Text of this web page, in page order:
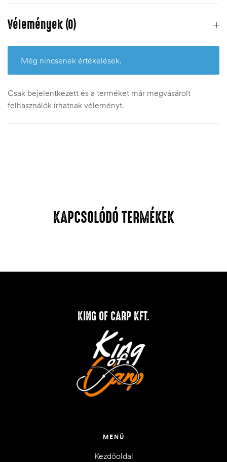
Vélemények (0)
Még nincsenek értékelések.
Csak bejelentkezett és a terméket már megvásárolt
felhasználók írhatnak véleményt.
KAPCSOLÓDÓ TERMÉKEK
KING OF CARP KFT.
MENÜ
Kezdőoldal